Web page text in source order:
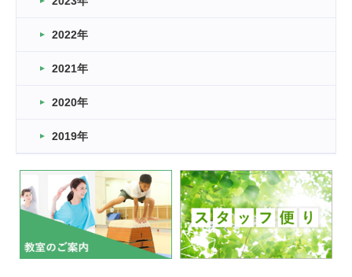
卒業・卒園の季節★
2026.03.11
緑ケ丘体育館
2022.11.03
緑ケ丘体育館
いたっぼーる大会☆彡
緑ケ丘体育館
2022.07.03
市内総合体育大会が開始
緑ケ丘体育館 猪名川運動広場
古池運動広場
2022年
2021年
2020年
2019年